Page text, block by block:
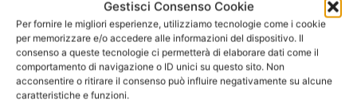
Gestisci Consenso Cookie
Per fornire le migliori esperienze, utilizziamo tecnologie come i cookie
per memorizzare e/o accedere alle informazioni del dispositivo. Il
consenso a queste tecnologie ci permetterà di elaborare dati come il
comportamento di navigazione o ID unici su questo sito. Non
acconsentire o ritirare il consenso può influire negativamente su alcune
caratteristiche e funzioni.
migliori? In questo articolo, ti forniremo una
guida completa sui migliori prodotti per
l’allontanamento volatili.
Il primo prodotto che ti consigliamo di